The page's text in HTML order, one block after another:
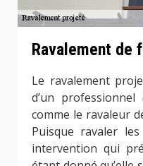
Ravalement de
Le ravalement
d’un
comme le ravaleur
Puisque ravaler
intervention qui